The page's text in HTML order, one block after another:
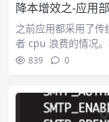
降本增效之-应用
之前应用都采用了
者 cpu 浪费的情况
839 0